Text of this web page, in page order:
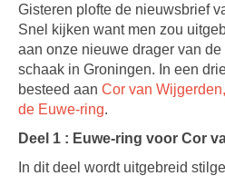
Gisteren plofte de nieuwsbrief
Snel kijken want men zou
aan onze nieuwe drager van
schaak in Groningen. In een
besteed aan Cor van
de Euwe-ring.
Deel 1 : Euwe-ring voor Cor
In dit deel wordt uitgebreid